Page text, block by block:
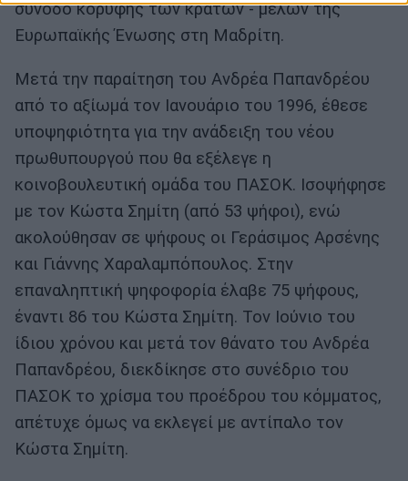
σύνοδο κορυφής των κρατών - μελών της
Ευρωπαϊκής Ένωσης στη Μαδρίτη.
Μετά την παραίτηση του Ανδρέα Παπανδρέου
από το αξίωμά τον Ιανουάριο του 1996, έθεσε
υποψηφιότητα για την ανάδειξη του νέου
πρωθυπουργού που θα εξέλεγε η
κοινοβουλευτική ομάδα του ΠΑΣΟΚ. Ισοψήφησε
με τον Κώστα Σημίτη (από 53 ψήφοι), ενώ
ακολούθησαν σε ψήφους οι Γεράσιμος Αρσένης
και Γιάννης Χαραλαμπόπουλος. Στην
επαναληπτική ψηφοφορία έλαβε 75 ψήφους,
έναντι 86 του Κώστα Σημίτη. Τον Ιούνιο του
ίδιου χρόνου και μετά τον θάνατο του Ανδρέα
Παπανδρέου, διεκδίκησε στο συνέδριο του
ΠΑΣΟΚ το χρίσμα του προέδρου του κόμματος,
απέτυχε όμως να εκλεγεί με αντίπαλο τον
Κώστα Σημίτη.